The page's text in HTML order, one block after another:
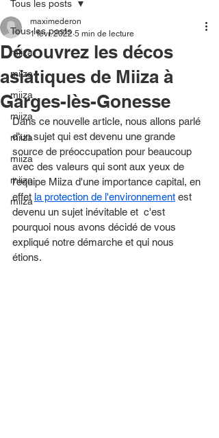
Tous les posts
miiza
miiza
miiza
miiza
miiza
miiza
miiza
miiza
Tous les posts
Découvrez les décos
asiatiques de Miiza à
Garges-lès-Gonesse
maximederon
1 févr. 2022 5 min de lecture
Dans ce nouvelle article, nous allons parlé
d'un sujet qui est devenu une grande
source de préoccupation pour beaucoup
avec des valeurs qui sont aux yeux de
l'équipe Miiza d'une importance capital, en
effet la protection de l'environnement est
devenu un sujet inévitable et  c'est
pourquoi nous avons décidé de vous
expliqué notre démarche et qui nous
étions.